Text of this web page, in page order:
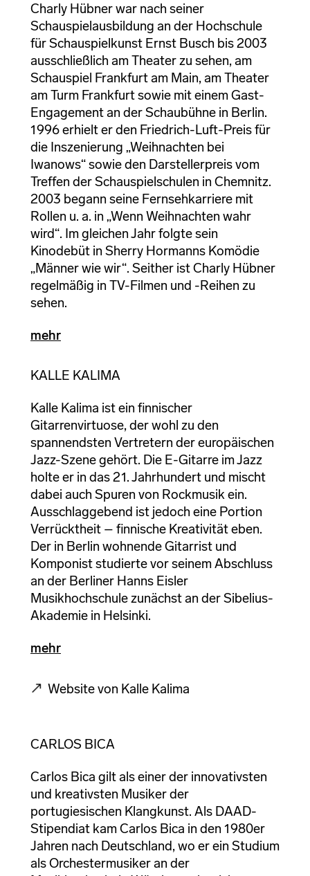
Charly Hübner war nach seiner
Schauspielausbildung an der Hochschule
für Schauspielkunst Ernst Busch bis 2003
ausschließlich am Theater zu sehen, am
Schauspiel Frankfurt am Main, am Theater
am Turm Frankfurt sowie mit einem Gast-
Engagement an der Schaubühne in Berlin.
1996 erhielt er den Friedrich-Luft-Preis für
die Inszenierung „Weihnachten bei
Iwanows“ sowie den Darstellerpreis vom
Treffen der Schauspielschulen in Chemnitz.
2003 begann seine Fernsehkarriere mit
Rollen u. a. in „Wenn Weihnachten wahr
wird“. Im gleichen Jahr folgte sein
Kinodebüt in Sherry Hormanns Komödie
„Männer wie wir“. Seither ist Charly Hübner
regelmäßig in TV-Filmen und -Reihen zu
sehen.
mehr
KALLE KALIMA
Kalle Kalima ist ein finnischer
Gitarrenvirtuose, der wohl zu den
spannendsten Vertretern der europäischen
Jazz-Szene gehört. Die E-Gitarre im Jazz
holte er in das 21. Jahrhundert und mischt
dabei auch Spuren von Rockmusik ein.
Ausschlaggebend ist jedoch eine Portion
Verrücktheit – finnische Kreativität eben.
Der in Berlin wohnende Gitarrist und
Komponist studierte vor seinem Abschluss
an der Berliner Hanns Eisler
Musikhochschule zunächst an der Sibelius-
Akademie in Helsinki.
mehr
Website von Kalle Kalima
CARLOS BICA
Carlos Bica gilt als einer der innovativsten
und kreativsten Musiker der
portugiesischen Klangkunst. Als DAAD-
Stipendiat kam Carlos Bica in den 1980er
Jahren nach Deutschland, wo er ein Studium
als Orchestermusiker an der